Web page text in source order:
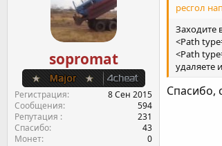
sopromat
Регистрация
8 Сен 2015
Сообщения
594
Репутация
231
Спасибо
43
Монет
0
ресгол
Заходите
<Path
<Path
удаляете
Спасибо,